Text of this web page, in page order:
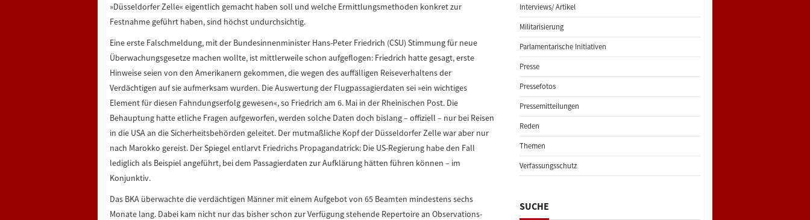
»Düsseldorfer Zelle« eigentlich gemacht haben soll und welche Ermittlungsmethoden konkret zur
Festnahme geführt haben, sind höchst undurchsichtig.
Eine erste Falschmeldung, mit der Bundesinnenminister Hans-Peter Friedrich (CSU) Stimmung für neue
Überwachungsgesetze machen wollte, ist mittlerweile schon aufgeflogen: Friedrich hatte gesagt, erste
Hinweise seien von den Amerikanern gekommen, die wegen des auffälligen Reiseverhaltens der
Verdächtigen auf sie aufmerksam wurden. Die Auswertung der Flugpassagierdaten sei »ein wichtiges
Element für diesen Fahndungserfolg gewesen«, so Friedrich am 6. Mai in der Rheinischen Post. Die
Behauptung hatte etliche Fragen aufgeworfen, werden solche Daten doch bislang – offiziell – nur bei Reisen
in die USA an die Sicherheitsbehörden geleitet. Der mutmaßliche Kopf der Düsseldorfer Zelle war aber nur
nach Marokko gereist. Der Spiegel entlarvt Friedrichs Propagandatrick: Die US-Regierung habe den Fall
lediglich als Beispiel angeführt, bei dem Passagierdaten zur Aufklärung hätten führen können – im
Konjunktiv.
Das BKA überwachte die verdächtigen Männer mit einem Aufgebot von 65 Beamten mindestens sechs
Monate lang. Dabei kam nicht nur das bisher schon zur Verfügung stehende Repertoire an Observations-
Interviews/ Artikel
Militarisierung
Parlamentarische Initiativen
Presse
Pressefotos
Pressemitteilungen
Reden
Themen
Verfassungsschutz
SUCHE